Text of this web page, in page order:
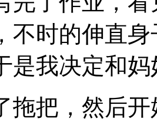
不时的伸直
是我决定和
拖把，然后